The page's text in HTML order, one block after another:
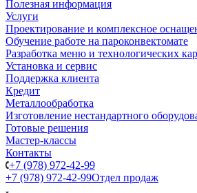
Полезная информация
Услуги
Проектирование и комплексное
Обучение работе на пароконвектомате
Разработка меню и технологических
Установка и сервис
Поддержка клиента
Кредит
Металлообработка
Изготовление нестандартного
Готовые решения
Мастер-классы
Контакты
+7 (978) 972-42-99
+7 (978) 972-42-99Отдел продаж